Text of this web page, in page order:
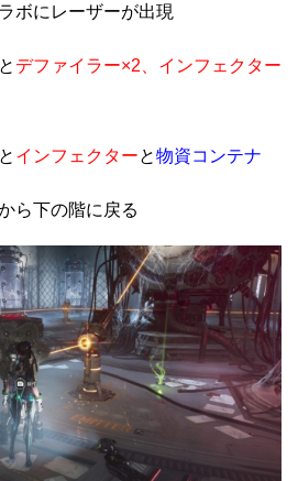
ボにレーザーが出現
デファイラー×2、インフェクター
インフェクターと物資コンテナ
ら下の階に戻る